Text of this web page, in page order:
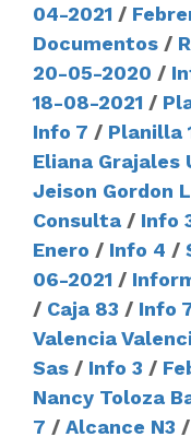
04-2021 /
Documentos /
20-05-2020 /
18-08-2021 /
Info 7 / Planilla
Eliana Grajales
Jeison Gordon
Consulta / Info
Enero / Info 4 /
06-2021 /
/ Caja 83 / Info
Valencia
Sas / Info 3 /
Nancy Toloza
7 / Alcance N3 /